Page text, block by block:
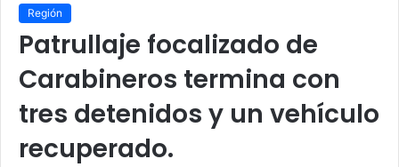
Región
Patrullaje focalizado de
Carabineros termina con
tres detenidos y un vehículo
recuperado.